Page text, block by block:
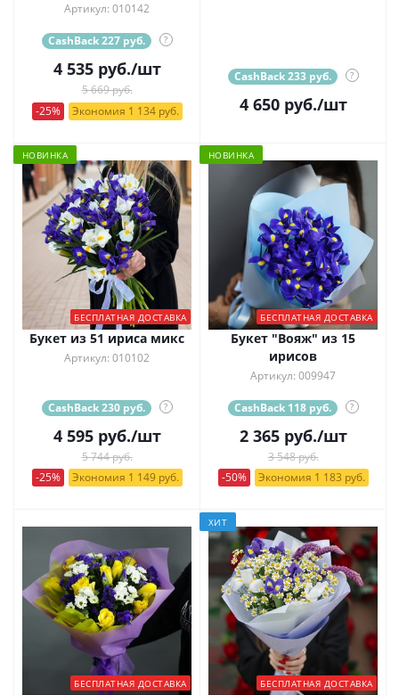
Артикул: 010142
CashBack 227 руб. ?
4 535руб./шт
5 669 руб.
-25%
Экономия 1 134 руб.
CashBack 233 руб. ?
4 650руб./шт
НОВИНКА
БЕСПЛАТНАЯ ДОСТАВКА
Букет из 51 ириса микс
Артикул: 010102
CashBack 230 руб. ?
4 595руб./шт
5 744 руб.
-25%
Экономия 1 149 руб.
НОВИНКА
БЕСПЛАТНАЯ ДОСТАВКА
Букет "Вояж" из 15
ирисов
Артикул: 009947
CashBack 118 руб. ?
2 365руб./шт
3 548 руб.
-50%
Экономия 1 183 руб.
БЕСПЛАТНАЯ ДОСТАВКА
ХИТ
БЕСПЛАТНАЯ ДОСТАВКА